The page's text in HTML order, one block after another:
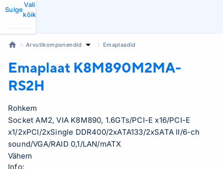
Sulge
Vali
kõik
Arvutikomponendid Emaplaadid
Emaplaat K8M890M2MA-
RS2H
Rohkem
Socket AM2, VIA K8M890, 1.6GTs/PCI-E x16/PCI-E
x1/2xPCI/2xSingle DDR400/2xATA133/2xSATA II/6-ch
sound/VGA/RAID 0,1/LAN/mATX
Vähem
Info: